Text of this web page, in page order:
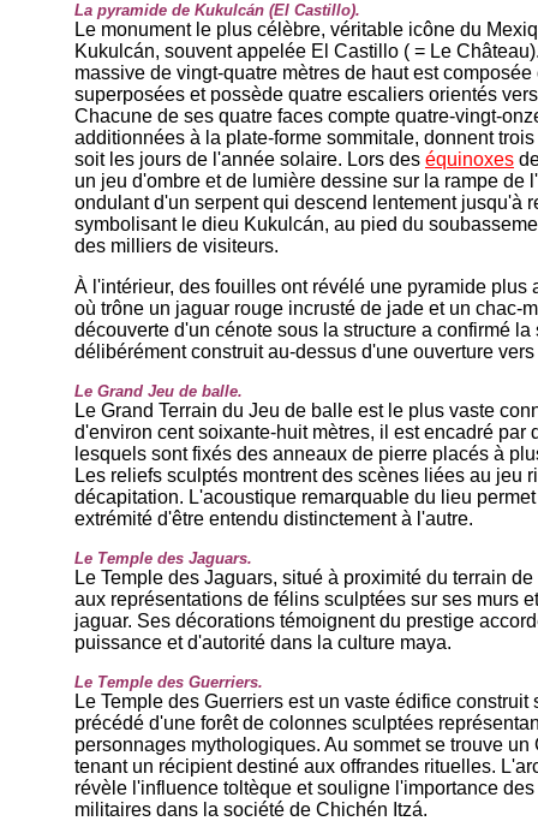
La pyramide de Kukulcán (El Castillo).
Le monument le plus célèbre, véritable icône du
Kukulcán, souvent appelée El Castillo ( = Le
massive de vingt-quatre mètres de haut est
superposées et possède quatre escaliers orientés
Chacune de ses quatre faces compte quatre-vingt-
additionnées à la plate-forme sommitale, donnent
soit les jours de l'année solaire. Lors des équinoxes
un jeu d'ombre et de lumière dessine sur la rampe de l'
ondulant d'un serpent qui descend lentement jusqu'à
symbolisant le dieu Kukulcán, au pied du
des milliers de visiteurs.
À l'intérieur, des fouilles ont révélé une pyramide plus
où trône un jaguar rouge incrusté de jade et un chac-
découverte d'un cénote sous la structure a confirmé
délibérément construit au-dessus d'une ouverture
Le Grand Jeu de balle.
Le Grand Terrain du Jeu de balle est le plus vaste
d'environ cent soixante-huit mètres, il est encadré par
lesquels sont fixés des anneaux de pierre placés à
Les reliefs sculptés montrent des scènes liées au jeu
décapitation. L'acoustique remarquable du lieu
extrémité d'être entendu distinctement à l'autre.
Le Temple des Jaguars.
Le Temple des Jaguars, situé à proximité du terrain
aux représentations de félins sculptées sur ses murs
jaguar. Ses décorations témoignent du prestige
puissance et d'autorité dans la culture maya.
Le Temple des Guerriers.
Le Temple des Guerriers est un vaste édifice
précédé d'une forêt de colonnes sculptées
personnages mythologiques. Au sommet se trouve
tenant un récipient destiné aux offrandes rituelles.
révèle l'influence toltèque et souligne l'importance
militaires dans la société de Chichén Itzá.